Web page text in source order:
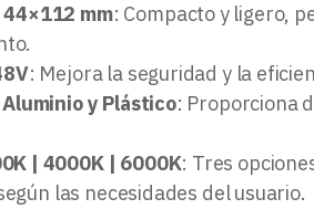
44×112 mm: Compacto y ligero,
: Mejora la seguridad y la
y Plástico: Proporciona
| 4000K | 6000K: Tres
las necesidades del usuario.